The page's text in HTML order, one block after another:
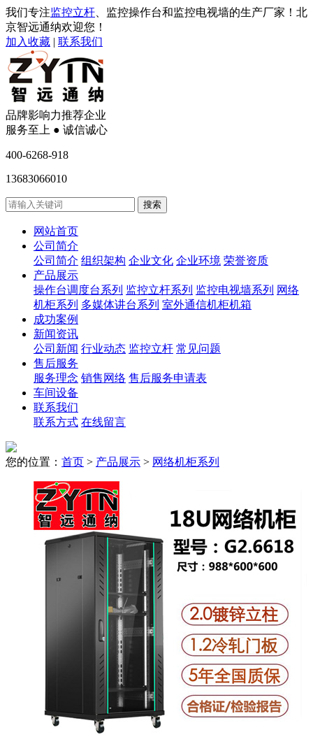
我们专注监控立杆 、监控操作台和监控电视墙的生产厂家！北
京智远通纳欢迎您！
加入收藏 | 联系我们
品牌影响力推荐企业
服务至上 ● 诚信诚心
400-6268-918
13683066010
网站首页
公司简介
公司简介 组织架构 企业文化 企业环境 荣誉资质
产品展示
操作台调度台系列 监控立杆系列 监控电视墙系列 网络
机柜系列 多媒体讲台系列 室外通信机柜机箱
成功案例
新闻资讯
公司新闻 行业动态 监控立杆 常见问题
售后服务
服务理念 销售网络 售后服务申请表
车间设备
联系我们
联系方式 在线留言
您的位置： 首页 > 产品展示 > 网络机柜系列